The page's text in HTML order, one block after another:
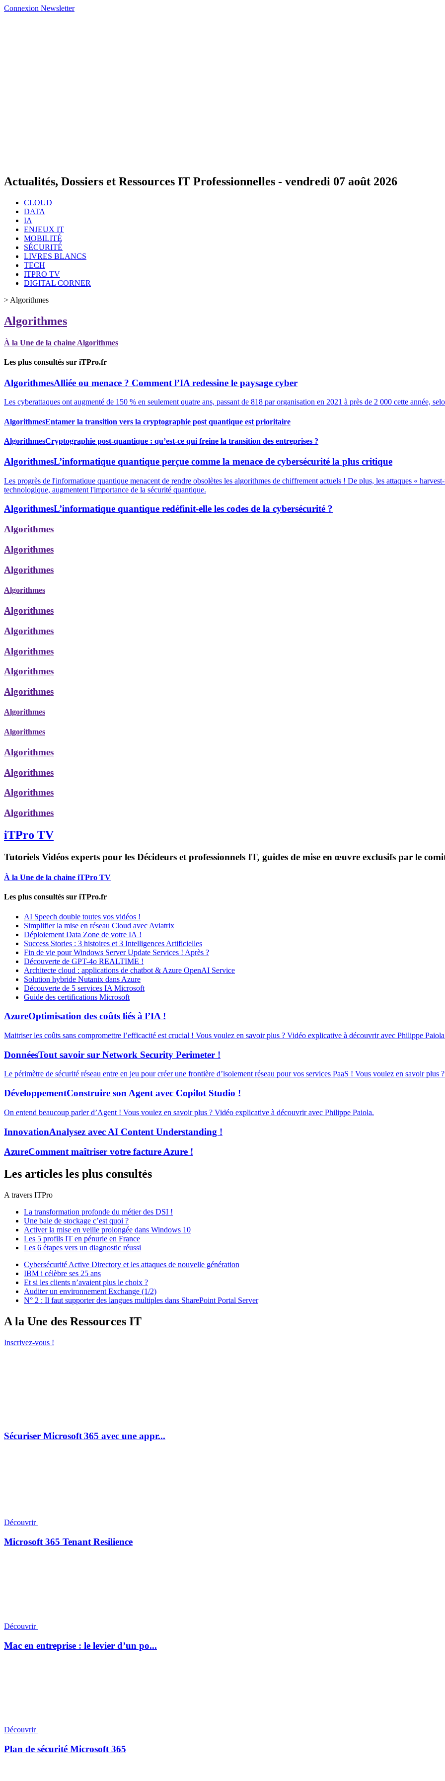
Connexion Newsletter
Actualités, Dossiers et Ressources IT Professionnelles - vendredi 07 août 2026
CLOUD
DATA
IA
ENJEUX IT
MOBILITÉ
SÉCURITÉ
LIVRES BLANCS
TECH
ITPRO TV
DIGITAL CORNER
> Algorithmes
Algorithmes
À la Une de la chaine Algorithmes
Les plus consultés sur iTPro.fr
AlgorithmesAlliée ou menace ? Comment l’IA redessine le paysage cyber
Les cyberattaques ont augmenté de 150 % en seulement quatre ans, passant de 818 par organisation en 2021 à près de 2 000 cette année,
AlgorithmesEntamer la transition vers la cryptographie post quantique est prioritaire
AlgorithmesCryptographie post-quantique : qu’est-ce qui freine la transition des entreprises ?
AlgorithmesL’informatique quantique perçue comme la menace de cybersécurité la plus critique
Les progrès de l'informatique quantique menacent de rendre obsolètes les algorithmes de chiffrement actuels ! De plus, les attaques «
technologique, augmentent l'importance de la sécurité quantique.
AlgorithmesL’informatique quantique redéfinit-elle les codes de la cybersécurité ?
Algorithmes
Algorithmes
Algorithmes
Algorithmes
Algorithmes
Algorithmes
Algorithmes
Algorithmes
Algorithmes
Algorithmes
Algorithmes
Algorithmes
Algorithmes
Algorithmes
Algorithmes
iTPro TV
Tutoriels Vidéos experts pour les Décideurs et professionnels IT, guides de mise en œuvre exclusifs par le
À la Une de la chaine iTPro TV
Les plus consultés sur iTPro.fr
AI Speech double toutes vos vidéos !
Simplifier la mise en réseau Cloud avec Aviatrix
Déploiement Data Zone de votre IA !
Success Stories : 3 histoires et 3 Intelligences Artificielles
Fin de vie pour Windows Server Update Services ! Après ?
Découverte de GPT-4o REALTIME !
Architecte cloud : applications de chatbot & Azure OpenAI Service
Solution hybride Nutanix dans Azure
Découverte de 5 services IA Microsoft
Guide des certifications Microsoft
AzureOptimisation des coûts liés à l’IA !
Maitriser les coûts sans compromettre l’efficacité est crucial ! Vous voulez en savoir plus ? Vidéo explicative à découvrir avec Philippe
DonnéesTout savoir sur Network Security Perimeter !
Le périmètre de sécurité réseau entre en jeu pour créer une frontière d’isolement réseau pour vos services PaaS ! Vous voulez en savoir
DéveloppementConstruire son Agent avec Copilot Studio !
On entend beaucoup parler d’Agent ! Vous voulez en savoir plus ? Vidéo explicative à découvrir avec Philippe Paiola.
InnovationAnalysez avec AI Content Understanding !
AzureComment maîtriser votre facture Azure !
Les articles les plus consultés
A travers ITPro
La transformation profonde du métier des DSI !
Une baie de stockage c’est quoi ?
Activer la mise en veille prolongée dans Windows 10
Les 5 profils IT en pénurie en France
Les 6 étapes vers un diagnostic réussi
Cybersécurité Active Directory et les attaques de nouvelle génération
IBM i célèbre ses 25 ans
Et si les clients n’avaient plus le choix ?
Auditer un environnement Exchange (1/2)
N° 2 : Il faut supporter des langues multiples dans SharePoint Portal Server
A la Une des Ressources IT
Inscrivez-vous !
Sécuriser Microsoft 365 avec une appr...
Découvrir
Microsoft 365 Tenant Resilience
Découvrir
Mac en entreprise : le levier d’un po...
Découvrir
Plan de sécurité Microsoft 365